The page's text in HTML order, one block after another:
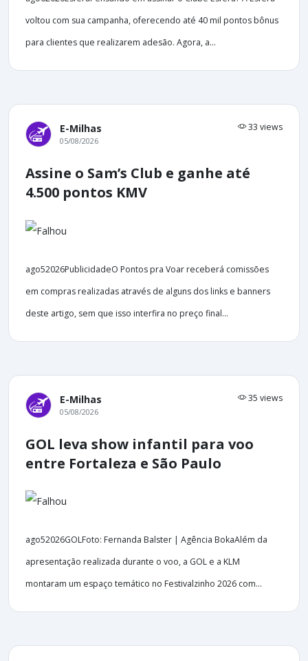
voltou com sua campanha, oferecendo até 40 mil pontos bônus
para clientes que realizarem adesão. Agora, a...
E-Milhas 33 views
05/08/2026
Assine o Sam’s Club e ganhe até
4.500 pontos KMV
ago52026PublicidadeO Pontos pra Voar receberá comissões
em compras realizadas através de alguns dos links e banners
deste artigo, sem que isso interfira no preço final...
E-Milhas 35 views
05/08/2026
GOL leva show infantil para voo
entre Fortaleza e São Paulo
ago52026GOLFoto: Fernanda Balster | Agência BokaAlém da
apresentação realizada durante o voo, a GOL e a KLM
montaram um espaço temático no Festivalzinho 2026 com...